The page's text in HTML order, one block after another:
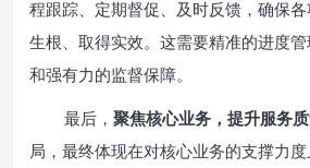
程跟踪、定期督促、及时反馈，确保
生根、取得实效。这需要精准的进度
和强有力的监督保障。
最后， 聚焦核心业务，提升服务
局，最终体现在对核心业务的支撑力